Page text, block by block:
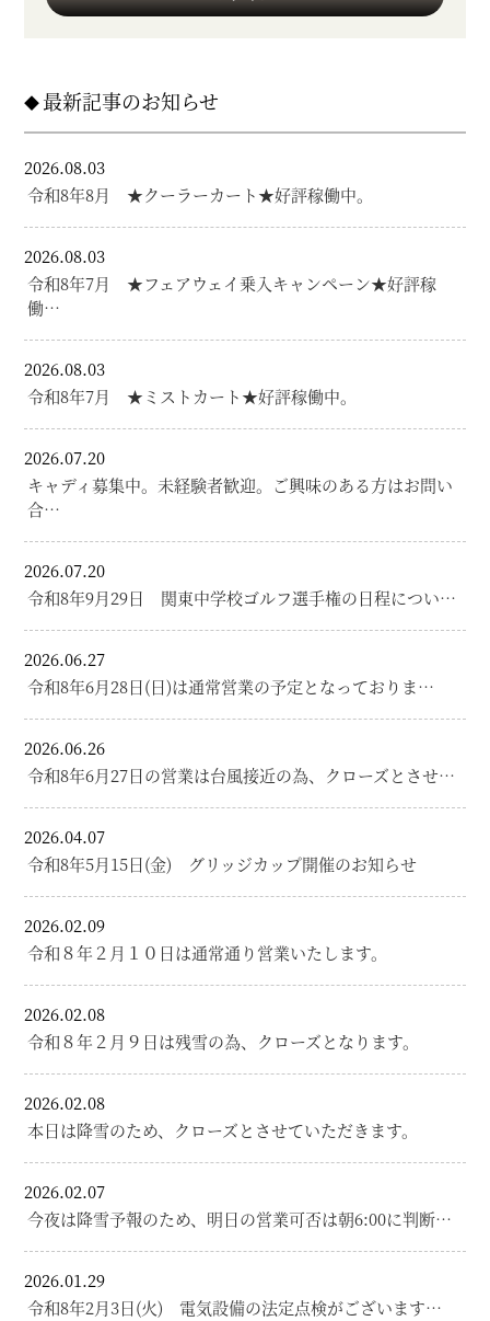
最新記事のお知らせ
2026.08.03
令和8年8月 ★クーラーカート★好評稼働中。
2026.08.03
令和8年7月 ★フェアウェイ乗入キャンペーン★好評稼
働…
2026.08.03
令和8年7月 ★ミストカート★好評稼働中。
2026.07.20
キャディ募集中。未経験者歓迎。ご興味のある方はお問い
合…
2026.07.20
令和8年9月29日 関東中学校ゴルフ選手権の日程につい…
2026.06.27
令和8年6月28日(日)は通常営業の予定となっておりま…
2026.06.26
令和8年6月27日の営業は台風接近の為、クローズとさせ…
2026.04.07
令和8年5月15日(金) グリッジカップ開催のお知らせ
2026.02.09
令和８年２月１０日は通常通り営業いたします。
2026.02.08
令和８年２月９日は残雪の為、クローズとなります。
2026.02.08
本日は降雪のため、クローズとさせていただきます。
2026.02.07
今夜は降雪予報のため、明日の営業可否は朝6:00に判断…
2026.01.29
令和8年2月3日(火) 電気設備の法定点検がございます…